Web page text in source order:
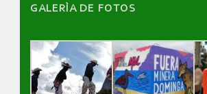
GALERÌA DE FOTOS